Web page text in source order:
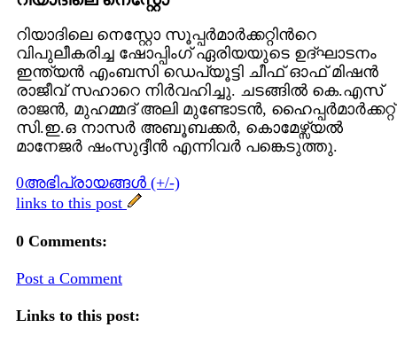
റിയാദിലെ നെസ്റ്റോ സൂപ്പര്‍മാര്‍ക്കറ്റിന്‍റെ
വിപുലീകരിച്ച ഷോപ്പിംഗ് ഏരിയയുടെ ഉദ്ഘാടനം
ഇന്ത്യന്‍ എംബസി ഡെപ്യൂട്ടി ചീഫ് ഓഫ് മിഷന്‍
രാജീവ് സഹാറെ നിര്‍വഹിച്ചു. ചടങ്ങില്‍ കെ.എസ്
രാജന്‍, മുഹമ്മദ് അലി മുണ്ടോടന്‍, ഹൈപ്പര്‍മാര്‍ക്കറ്റ്
സി.ഇ.ഒ നാസര്‍ അബൂബക്കര്‍, കൊമേഴ്സ്യല്‍
മാനേജര്‍ ഷംസുദ്ദീന്‍ എന്നിവര്‍ പങ്കെടുത്തു.
0അഭിപ്രായങ്ങള്‍ (+/-)
links to this post
0 Comments:
Post a Comment
Links to this post: